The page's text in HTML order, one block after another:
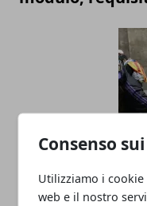
Consenso
Utilizziamo i
web e il nostro
Barcellona,
polizia catalana